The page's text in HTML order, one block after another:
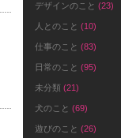
デザインのこと (23)
人とのこと (10)
仕事のこと (83)
日常のこと (95)
未分類 (21)
犬のこと (69)
遊びのこと (26)